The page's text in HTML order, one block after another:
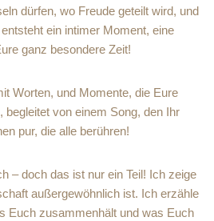
dürfen, wo Freude geteilt wird, und
ein intimer Moment, eine
ganz besondere Zeit!
Worten, und Momente, die Eure
begleitet von einem Song, den Ihr
pur, die alle berühren!
– doch das ist nur ein Teil! Ich zeige
außergewöhnlich ist. Ich erzähle
Euch zusammenhält und was Euch